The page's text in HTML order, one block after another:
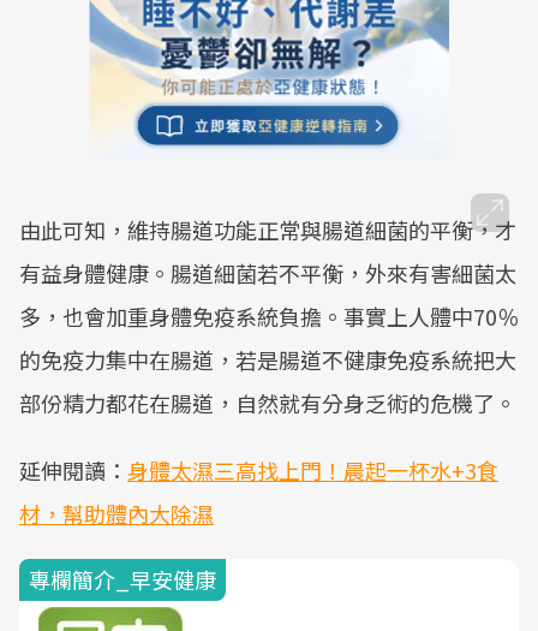
由此可知，維持腸道功能正常與腸道細菌的平衡，才
有益身體健康。腸道細菌若不平衡，外來有害細菌太
多，也會加重身體免疫系統負擔。事實上人體中70％
的免疫力集中在腸道，若是腸道不健康免疫系統把大
部份精力都花在腸道，自然就有分身乏術的危機了。
延伸閱讀： 身體太濕三高找上門！晨起一杯水+3食
材，幫助體內大除濕
專欄簡介_早安健康